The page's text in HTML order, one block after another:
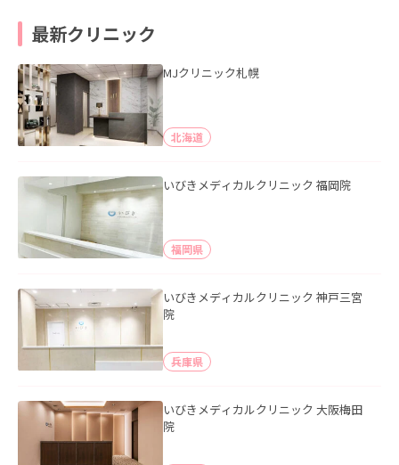
最新クリニック
MJクリニック札幌
北海道
いびきメディカルクリニック 福岡院
福岡県
いびきメディカルクリニック 神戸三宮
院
兵庫県
いびきメディカルクリニック 大阪梅田
院